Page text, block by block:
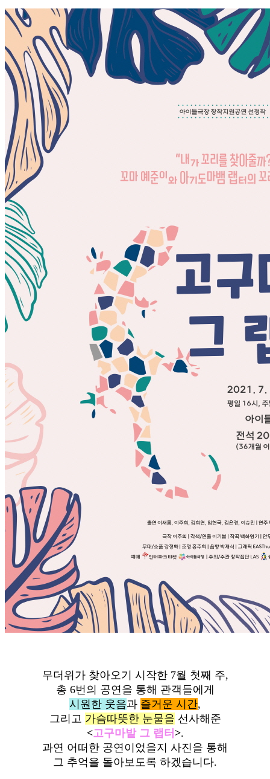
무더위가 찾아오기 시작한 7월 첫째 주,
총 6번의 공연을 통해 관객들에게
시원한 웃음과 즐거운 시간,
그리고 가슴따뜻한 눈물을 선사해준
<고구마밭 그 랩터 >.
과연 어떠한 공연이었을지 사진을 통해
그 추억을 돌아보도록 하겠습니다.